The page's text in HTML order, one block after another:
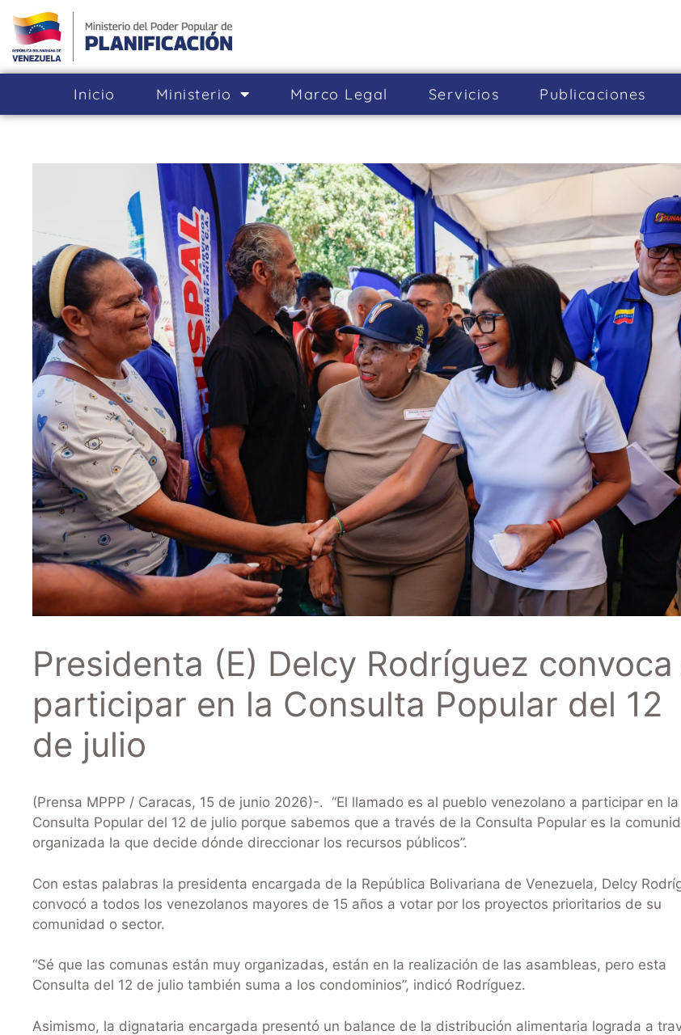
Inicio Ministerio Marco Legal Servicios Publicaciones
Presidenta (E) Delcy Rodríguez convoca
participar en la Consulta Popular del 12
de julio
(Prensa MPPP / Caracas, 15 de junio 2026)-. “El llamado es al pueblo venezolano a participar en la
Consulta Popular del 12 de julio porque sabemos que a través de la Consulta Popular es la
organizada la que decide dónde direccionar los recursos públicos”.
Con estas palabras la presidenta encargada de la República Bolivariana de Venezuela, Delcy
convocó a todos los venezolanos mayores de 15 años a votar por los proyectos prioritarios de su
comunidad o sector.
“Sé que las comunas están muy organizadas, están en la realización de las asambleas, pero esta
Consulta del 12 de julio también suma a los condominios”, indicó Rodríguez.
Asimismo, la dignataria encargada presentó un balance de la distribución alimentaria lograda a